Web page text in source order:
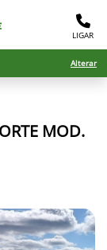
LIGAR
Alterar
MOD.